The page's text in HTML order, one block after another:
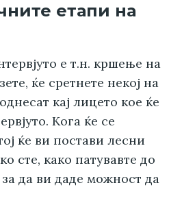
етапи на
е т.н. кршење на
ќе сретнете некој на
кај лицето кое ќе
Кога ќе се
ќе ви постави лесни
сте, како патувавте до
да ви даде можност да